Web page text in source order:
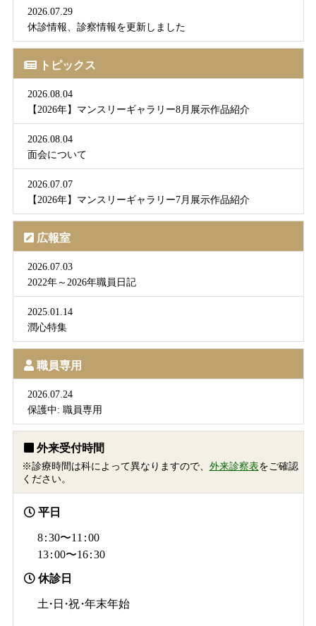
2026.07.29
休診情報、診察情報を更新しました
トピックス
2026.08.04
【2026年】マンスリーギャラリー8月展示作品紹介
2026.08.04
面会について
2026.07.07
【2026年】マンスリーギャラリー7月展示作品紹介
広報室
2026.07.03
2022年～2026年職員日記
2025.01.14
潤心特集
職員専用
2026.07.24
保護中: 職員専用
外来受付時間
※診療時間は科によって異なりますので、 外来診察表をご確認
ください。
平日
8：30〜1 1：00
13：00〜16：30
休診日
土・日・祝・年末年始